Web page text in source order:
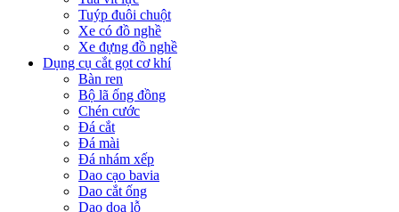
Tuýp đuôi chuột
Xe có đồ nghề
Xe đựng đồ nghề
Dụng cụ cắt gọt cơ khí
Bàn ren
Bộ lã ống đồng
Chén cước
Đá cắt
Đá mài
Đá nhám xếp
Dao cạo bavia
Dao cắt ống
Dao doa lỗ